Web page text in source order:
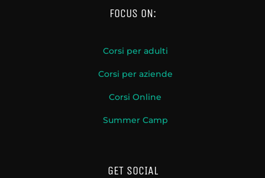
FOCUS ON:
Corsi per adulti
Corsi per aziende
Corsi Online
Summer Camp
GET SOCIAL